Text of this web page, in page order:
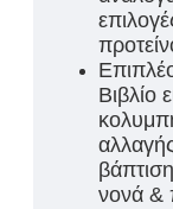
Βιβλίο
νονά &